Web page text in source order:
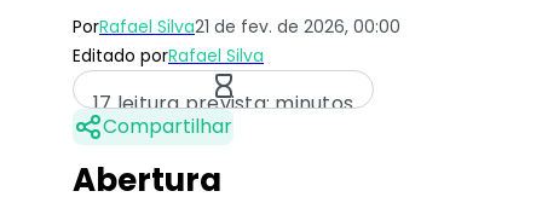
PorRafael Silva21 de fev. de 2026, 00:00
Editado porRafael Silva
17 leitura prevista: minutos
Compartilhar
Abertura